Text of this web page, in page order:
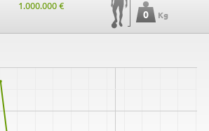
1.000.000 €
0 Kg